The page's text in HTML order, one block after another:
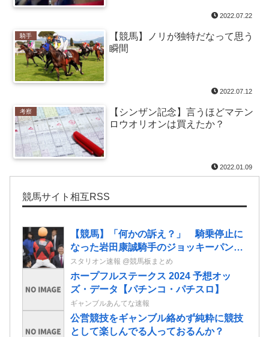
2022.07.22
騎手
【競馬】ノリが独特だなって思う
瞬間
2022.07.12
考察
【シンザン記念】言うほどマテン
ロウオリオンは買えたか？
2022.01.09
競馬サイト相互RSS
【競馬】「何かの訴え？」 騎乗停止に
なった岩田康誠騎手のジョッキーパンツ
を複数騎手が着用
スタリオン速報 @競馬板まとめ
ホープフルステークス 2024 予想オッ
ズ・データ【パチンコ・パチスロ】
ギャンブルあんてな速報
公営競技をギャンブル絡めず純粋に競技
として楽しんでる人っておるんか？